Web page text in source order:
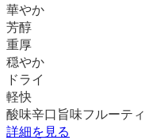
華やか
芳醇
重厚
穏やか
ドライ
軽快
酸味辛口 旨味フルーティ
詳細を見る